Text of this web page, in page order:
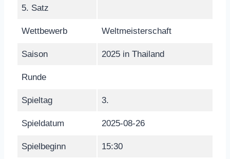
5. Satz
Wettbewerb Weltmeisterschaft
Saison 2025 in Thailand
Runde
Spieltag 3.
Spieldatum 2025-08-26
Spielbeginn 15:30